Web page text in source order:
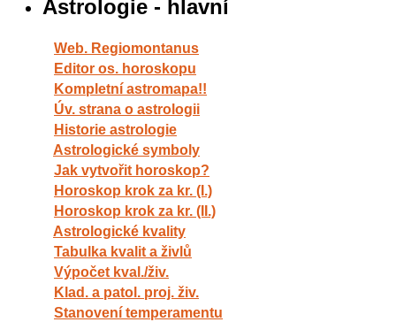
Astrologie - hlavní
Web. Regiomontanus
Editor os. horoskopu
Kompletní astromapa!!
Úv. strana o astrologii
Historie astrologie
Astrologické symboly
Jak vytvořit horoskop?
Horoskop krok za kr. (I.)
Horoskop krok za kr. (II.)
Astrologické kvality
Tabulka kvalit a živlů
Výpočet kval./živ.
Klad. a patol. proj. živ.
Stanovení temperamentu